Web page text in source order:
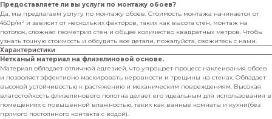
Предоставляете ли вы услуги по монтажу обоев?
Да, мы предлагаем услугу по монтажу обоев. Стоимость монтажа начинается от
450р/м² и зависит от нескольких факторов, таких как высота стен, монтаж на
потолок, сложная геометрия стен и общее количество квадратных метров. Чтобы
узнать точную стоимость и обсудить все детали, пожалуйста, свяжитесь с нами.
Характеристики
Нетканый материал на флизелиновой основе.
Материал обладает отличной адгезией, что упрощает процесс наклеивания обоев
и позволяет эффективно маскировать неровности и трещины на стенах. Обладает
высокой устойчивостью к растяжению и механическим повреждениям. Высокая
влагостойкость флизелинового полотна делает его идеальным для использования в
помещениях с повышенной влажностью, таких как ванные комнаты и кухни(без
прямого постоянного контакта с водой).